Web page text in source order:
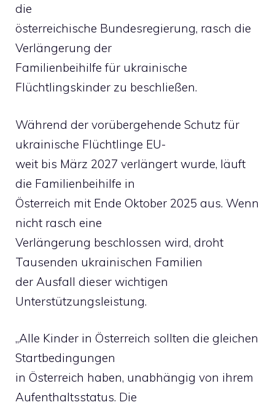
die
österreichische Bundesregierung, rasch die
Verlängerung der
Familienbeihilfe für ukrainische
Flüchtlingskinder zu beschließen.
Während der vorübergehende Schutz für
ukrainische Flüchtlinge EU-
weit bis März 2027 verlängert wurde, läuft
die Familienbeihilfe in
Österreich mit Ende Oktober 2025 aus. Wenn
nicht rasch eine
Verlängerung beschlossen wird, droht
Tausenden ukrainischen Familien
der Ausfall dieser wichtigen
Unterstützungsleistung.
„Alle Kinder in Österreich sollten die gleichen
Startbedingungen
in Österreich haben, unabhängig von ihrem
Aufenthaltsstatus. Die